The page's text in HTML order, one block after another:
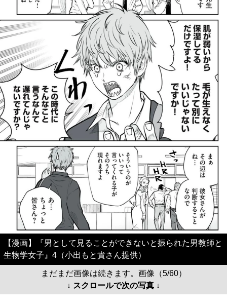
【漫画】『男として見ることができないと振られた男教師と
生物学女子』4（小出もと貴さん提供）
まだまだ画像は続きます。画像（5/60）
↓ スクロールで次の写真 ↓